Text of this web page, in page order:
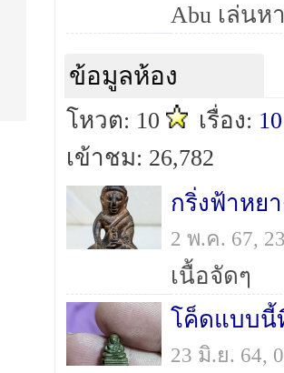
Abu เล่นห
ข้อมูลห้อง
โหวต: 10 เรื่อง: 10
เข้าชม: 26,782
2 พ.ค. 67,
เนื้อจัดๆ
โค็ดแบบนี้
23 มิ.ย. 64,